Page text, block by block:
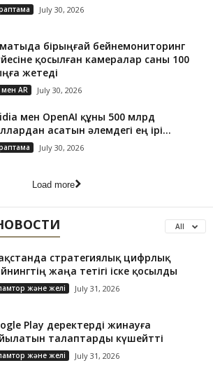
July 30, 2026
бірыңғай бейнемониторинг
қосылған камералар саны 100
жетеді
мен AR July 30, 2026
мен OpenAI құны 500 млрд
асатын әлемдегі ең ірі...
July 30, 2026
Load more
All
стратегиялық цифрлық
жаңа тетігі іске қосылды
және желі July 31, 2026
Play деректерді жинауға
талаптарды күшейтті
және желі July 31, 2026